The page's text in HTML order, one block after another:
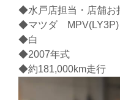
◆水戸店担当・店舗お
◆マツダ MPV(LY3P)
◆白
◆2007年式
◆約181,000km走行